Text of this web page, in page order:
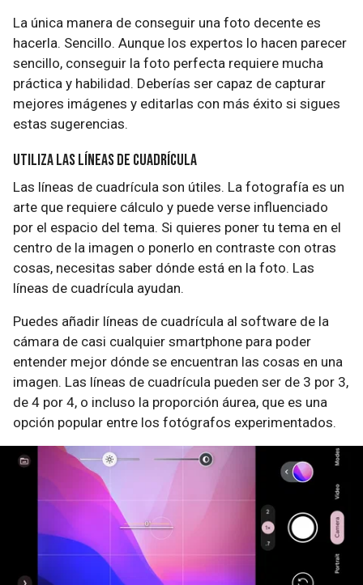
La única manera de conseguir una foto decente es
hacerla. Sencillo. Aunque los expertos lo hacen parecer
sencillo, conseguir la foto perfecta requiere mucha
práctica y habilidad. Deberías ser capaz de capturar
mejores imágenes y editarlas con más éxito si sigues
estas sugerencias.
Utiliza las líneas de cuadrícula
Las líneas de cuadrícula son útiles. La fotografía es un
arte que requiere cálculo y puede verse influenciado
por el espacio del tema. Si quieres poner tu tema en el
centro de la imagen o ponerlo en contraste con otras
cosas, necesitas saber dónde está en la foto. Las
líneas de cuadrícula ayudan.
Puedes añadir líneas de cuadrícula al software de la
cámara de casi cualquier smartphone para poder
entender mejor dónde se encuentran las cosas en una
imagen. Las líneas de cuadrícula pueden ser de 3 por 3,
de 4 por 4, o incluso la proporción áurea, que es una
opción popular entre los fotógrafos experimentados.